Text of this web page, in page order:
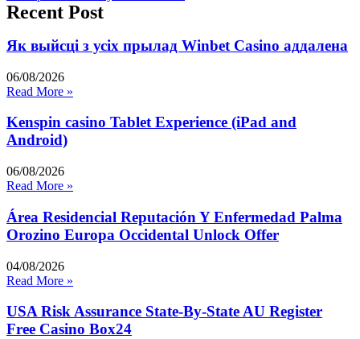
Recent Post
Як выйсці з усіх прылад Winbet Casino аддалена
06/08/2026
Read More »
Kenspin casino Tablet Experience (iPad and
Android)
06/08/2026
Read More »
Área Residencial Reputación Y Enfermedad Palma
Orozino Europa Occidental Unlock Offer
04/08/2026
Read More »
USA Risk Assurance State-By-State AU Register
Free Casino Box24